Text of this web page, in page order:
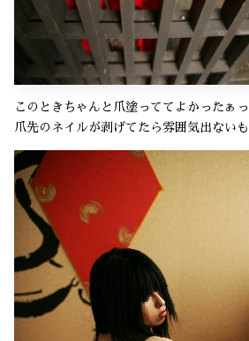
このときちゃんと爪塗っててよかったぁ
爪先のネイルが剥げてたら雰囲気出ないも